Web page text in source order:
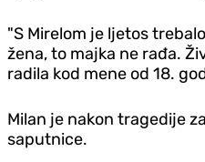
"S Mirelom je ljetos
žena, to majka ne rađa.
radila kod mene od 18.
Milan je nakon tragedije
saputnice.